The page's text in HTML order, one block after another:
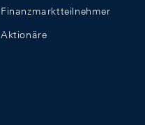
Finanzmarktteilnehmer
Aktionäre